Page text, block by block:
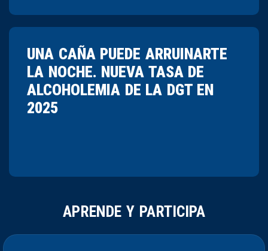
UNA CAÑA PUEDE ARRUINARTE
LA NOCHE. NUEVA TASA DE
ALCOHOLEMIA DE LA DGT EN
2025
APRENDE Y PARTICIPA